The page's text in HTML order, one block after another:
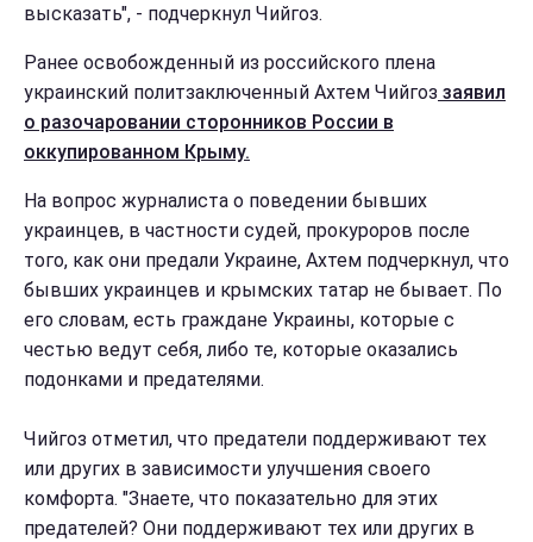
высказать", - подчеркнул Чийгоз.
Ранее освобожденный из российского плена
украинский политзаключенный Ахтем Чийгоз заявил
о разочаровании сторонников России в
оккупированном Крыму.
На вопрос журналиста о поведении бывших
украинцев, в частности судей, прокуроров после
того, как они предали Украине, Ахтем подчеркнул, что
бывших украинцев и крымских татар не бывает. По
его словам, есть граждане Украины, которые с
честью ведут себя, либо те, которые оказались
подонками и предателями.
Чийгоз отметил, что предатели поддерживают тех
или других в зависимости улучшения своего
комфорта. "Знаете, что показательно для этих
предателей? Они поддерживают тех или других в